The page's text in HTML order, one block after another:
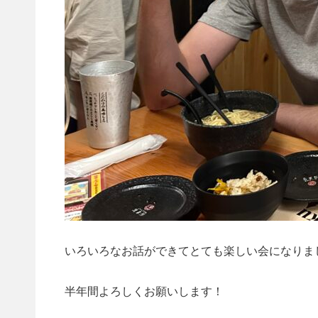
いろいろなお話ができてとても楽しい会になりま
半年間よろしくお願いします！